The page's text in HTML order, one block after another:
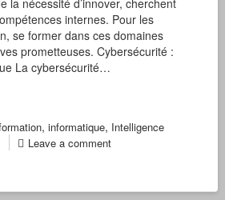
la nécessité d’innover, cherchent
internes. Pour les
se former dans ces domaines
prometteuses. Cybersécurité :
La cybersécurité…
, informatique, Intelligence
Leave a comment